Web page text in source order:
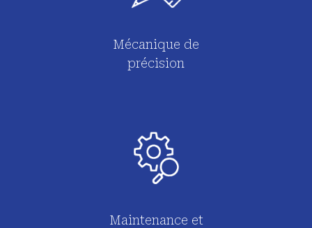
Mécanique de
précision
Maintenance et